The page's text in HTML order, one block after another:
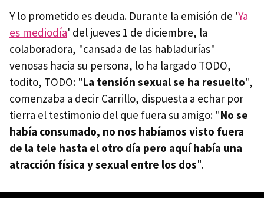
Y lo prometido es deuda. Durante la emisión de 'Ya
es mediodía' del jueves 1 de diciembre, la
colaboradora, "cansada de las habladurías"
venosas hacia su persona, lo ha largado TODO,
todito, TODO: "La tensión sexual se ha resuelto",
comenzaba a decir Carrillo, dispuesta a echar por
tierra el testimonio del que fuera su amigo: "No se
había consumado, no nos habíamos visto fuera
de la tele hasta el otro día pero aquí había una
atracción física y sexual entre los dos".